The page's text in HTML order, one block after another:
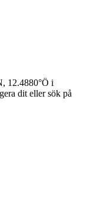
12.4880°Ö i
dit eller sök på